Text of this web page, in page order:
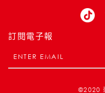
訂閱電子報
©2020